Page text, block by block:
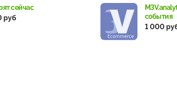
сейчас
руб
события
1 000